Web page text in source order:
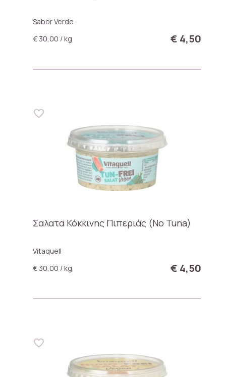
Sabor Verde
€ 30,00 / kg
€ 4,50
Σαλατα Κόκκινης Πιπεριάς (No Tuna)
Vitaquell
€ 30,00 / kg
€ 4,50